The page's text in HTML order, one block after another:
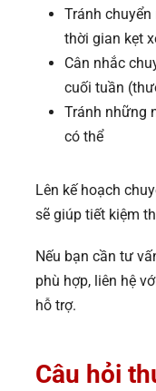
Tránh
thời gian kẹt
Cân nhắc
cuối tuần
Tránh những
có thể
Lên kế hoạch
sẽ giúp tiết kiệm
Nếu bạn cần tư
phù hợp, liên hệ
hỗ trợ.
Câu hỏi